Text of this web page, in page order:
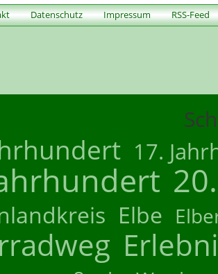
Datenschutz Impressum RSS-Feed
17.
Elbe